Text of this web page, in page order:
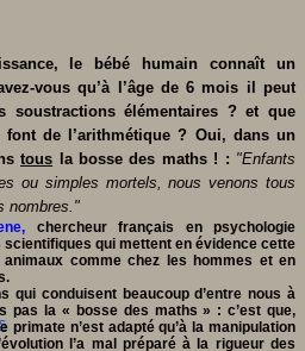
le bébé humain connaît un
vous qu’à l’âge de 6 mois il peut
soustractions élémentaires ? et que
de l’arithmétique ? Oui, dans un
tous la bosse des maths ! : "Enfants
ou simples mortels, nous venons tous
nombres."
chercheur français en psychologie
qui mettent en évidence cette
comme chez les hommes et en
qui conduisent beaucoup d’entre nous à
pas la « bosse des maths » : c’est que,
primate n’est adapté qu’à la manipulation
l’a mal préparé à la rigueur des